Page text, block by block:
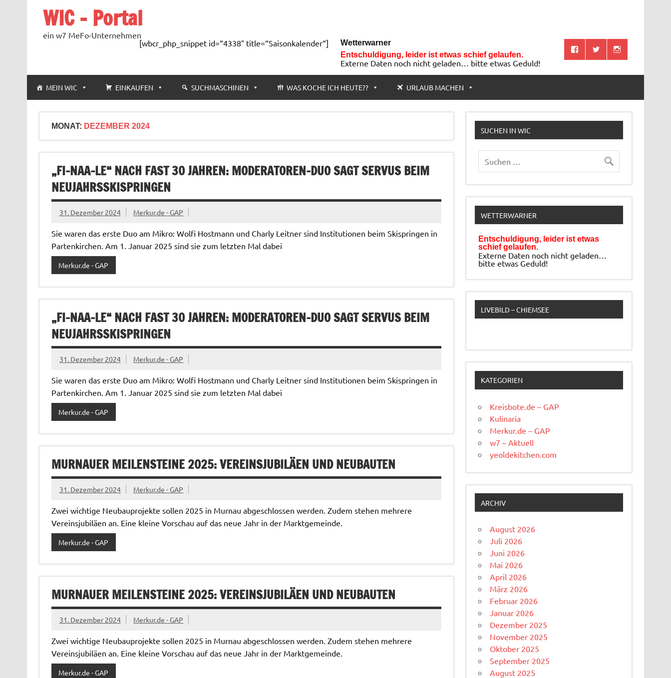
WIC – Portal
ein w7 MeFo-Unternehmen
[wbcr_php_snippet id=“4338″ title=“Saisonkalender“]
Wetterwarner
Entschuldigung, leider ist etwas schief gelaufen.
Externe Daten noch nicht geladen… bitte etwas Geduld!
MEIN WIC EINKAUFEN SUCHMASCHINEN WAS KOCHE ICH HEUTE?? URLAUB MACHEN
MONAT: DEZEMBER 2024
„FI-NAA-LE“ NACH FAST 30 JAHREN: MODERATOREN-DUO SAGT SERVUS BEIM
NEUJAHRSSKISPRINGEN
31. Dezember 2024 Merkur.de - GAP
Sie waren das erste Duo am Mikro: Wolfi Hostmann und Charly Leitner sind Institutionen beim Skispringen in
Partenkirchen. Am 1. Januar 2025 sind sie zum letzten Mal dabei
Merkur.de - GAP
„FI-NAA-LE“ NACH FAST 30 JAHREN: MODERATOREN-DUO SAGT SERVUS BEIM
NEUJAHRSSKISPRINGEN
31. Dezember 2024 Merkur.de - GAP
Sie waren das erste Duo am Mikro: Wolfi Hostmann und Charly Leitner sind Institutionen beim Skispringen in
Partenkirchen. Am 1. Januar 2025 sind sie zum letzten Mal dabei
Merkur.de - GAP
MURNAUER MEILENSTEINE 2025: VEREINSJUBILÄEN UND NEUBAUTEN
31. Dezember 2024 Merkur.de - GAP
Zwei wichtige Neubauprojekte sollen 2025 in Murnau abgeschlossen werden. Zudem stehen mehrere
Vereinsjubiläen an. Eine kleine Vorschau auf das neue Jahr in der Marktgemeinde.
Merkur.de - GAP
MURNAUER MEILENSTEINE 2025: VEREINSJUBILÄEN UND NEUBAUTEN
31. Dezember 2024 Merkur.de - GAP
Zwei wichtige Neubauprojekte sollen 2025 in Murnau abgeschlossen werden. Zudem stehen mehrere
Vereinsjubiläen an. Eine kleine Vorschau auf das neue Jahr in der Marktgemeinde.
Merkur.de - GAP
SUCHEN IN WIC
WETTERWARNER
Entschuldigung, leider ist etwas
schief gelaufen.
Externe Daten noch nicht geladen…
bitte etwas Geduld!
LIVEBILD – CHIEMSEE
KATEGORIEN
Kreisbote.de – GAP
Kulinaria
Merkur.de – GAP
w7 – Aktuell
yeoldekitchen.com
ARCHIV
August 2026
Juli 2026
Juni 2026
Mai 2026
April 2026
März 2026
Februar 2026
Januar 2026
Dezember 2025
November 2025
Oktober 2025
September 2025
August 2025